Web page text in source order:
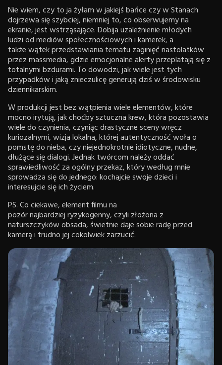
Nie wiem, czy to ja żyłam w jakiejś bańce czy w Stanach
dojrzewa się szybciej, niemniej to, co obserwujemy na
ekranie, jest wstrząsające. Dobija uzależnienie młodych
ludzi od mediów społecznościowych i kamerek, a
także wątek przedstawiania tematu zaginięć nastolatków
przez massmedia, gdzie emocjonalne alerty przeplatają się z
totalnymi bzdurami. To dowodzi, jak wiele jest tych
przypadków i jaką znieczulicę generują dziś w środowisku
dziennikarskim.
W produkcji jest bez wątpienia wiele elementów, które
mocno irytują, jak choćby sztuczna krew, która pozostawia
wiele do czynienia, czyniąc drastyczne sceny wręcz
kuriozalnymi, wizja lokalna, której autentyczność woła o
pomstę do nieba, czy niejednokrotnie idiotyczne, nudne,
dłużące się dialogi. Jednak twórcom należy oddać
sprawiedliwość za ogólny przekaz, który według mnie
sprowadza się do jednego: kochajcie swoje dzieci i
interesujcie się ich życiem.
PS. Co ciekawe, element filmu na
pozór najbardziej ryzykogenny, czyli złożona z
naturszczyków obsada, świetnie daje sobie radę przed
kamerą i trudno jej cokolwiek zarzucić.